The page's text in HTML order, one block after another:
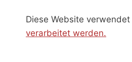
Diese Website
verarbeitet werden.